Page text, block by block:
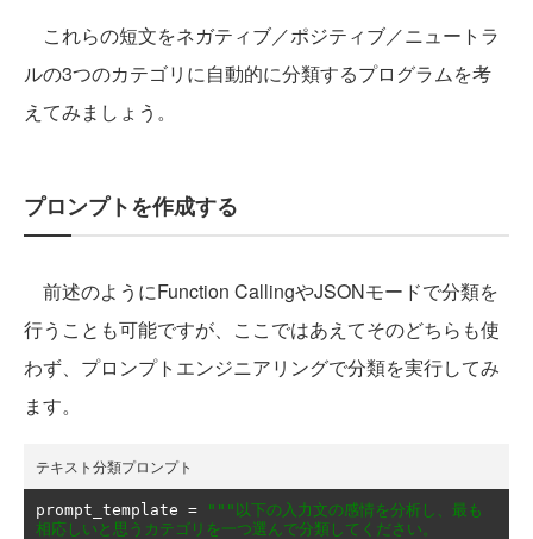
これらの短文をネガティブ／ポジティブ／ニュートラ
ルの3つのカテゴリに自動的に分類するプログラムを考
えてみましょう。
プロンプトを作成する
前述のようにFunction CallingやJSONモードで分類を
行うことも可能ですが、ここではあえてそのどちらも使
わず、プロンプトエンジニアリングで分類を実行してみ
ます。
テキスト分類プロンプト
prompt_template =
"""以下の入力文の感情を分析し、最も
相応しいと思うカテゴリを一つ選んで分類してください。